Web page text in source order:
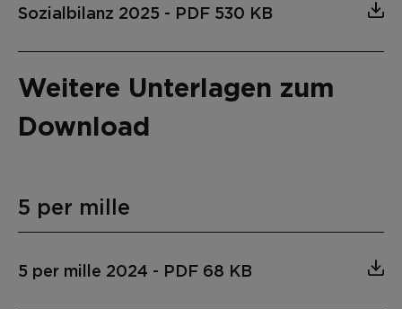
Sozialbilanz 2025 - PDF 530 KB
Weitere Unterlagen zum
Download
5 per mille
5 per mille 2024 - PDF 68 KB